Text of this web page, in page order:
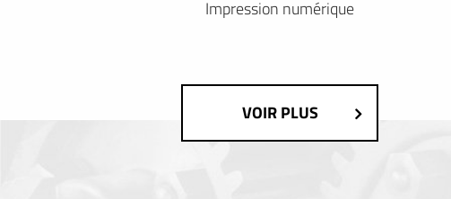
Impression numérique
VOIR PLUS